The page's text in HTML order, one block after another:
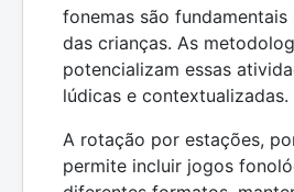
fonemas são
das crianças. As
potencializam essas
lúdicas e contextualizadas.
A rotação por estações,
permite incluir jogos